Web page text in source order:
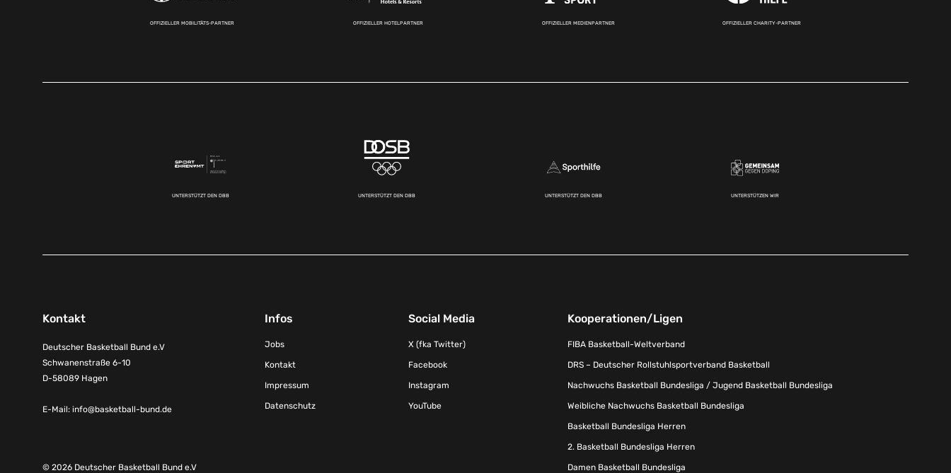
OFFIZIELLER MOBILITÄTS-PARTNER OFFIZIELLER HOTELPARTNER OFFIZIELLER MEDIENPARTNER OFFIZIELLER CHARITY-PARTNER
UNTERSTÜTZT DEN DBB UNTERSTÜTZT DEN DBB UNTERSTÜTZT DEN DBB UNTERSTÜTZEN WIR
Kontakt
Deutscher Basketball Bund e.V
Schwanenstraße 6-10
D-58089 Hagen
E-Mail: info@basketball-bund.de
Infos
Jobs
Kontakt
Impressum
Datenschutz
Social Media
X (fka Twitter)
Facebook
Instagram
YouTube
Kooperationen/Ligen
FIBA Basketball-Weltverband
DRS – Deutscher Rollstuhlsportverband Basketball
Nachwuchs Basketball Bundesliga / Jugend Basketball Bundesliga
Weibliche Nachwuchs Basketball Bundesliga
Basketball Bundesliga Herren
2. Basketball Bundesliga Herren
Damen Basketball Bundesliga
© 2026 Deutscher Basketball Bund e.V